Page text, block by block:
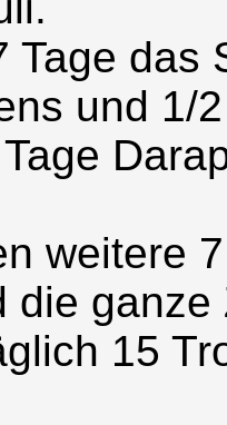
Tage das
und 1/
weitere
die
15